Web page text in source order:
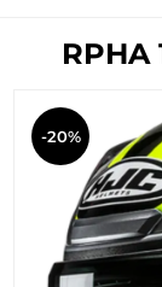
RPHA
-20%